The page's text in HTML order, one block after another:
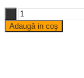
Windows
10
Home
Adaugă in coş